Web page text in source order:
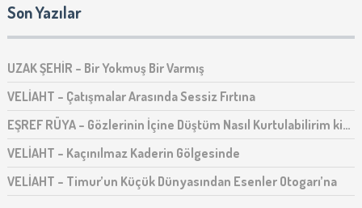
Son Yazılar
UZAK ŞEHİR – Bir Yokmuş Bir Varmış
VELİAHT – Çatışmalar Arasında Sessiz Fırtına
EŞREF RÜYA – Gözlerinin İçine Düştüm Nasıl Kurtulabilirim ki…
VELİAHT – Kaçınılmaz Kaderin Gölgesinde
VELİAHT – Timur’un Küçük Dünyasından Esenler Otogarı’na